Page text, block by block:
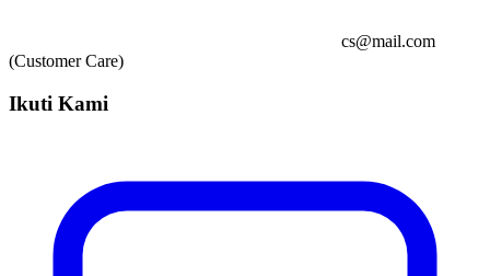
cs@mail.com
(Customer Care)
Ikuti Kami